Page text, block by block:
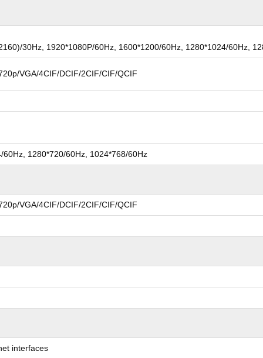
30Hz, 1920*1080P/60Hz, 1600*1200/60Hz, 1280*1024/60Hz,
VGA/4CIF/DCIF/2CIF/CIF/QCIF
1280*720/60Hz, 1024*768/60Hz
VGA/4CIF/DCIF/2CIF/CIF/QCIF
interfaces